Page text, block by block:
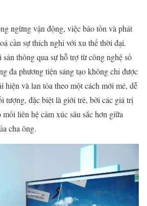
ngừng vận động, việc bảo tồn và phát
cần sự thích nghi với xu thế thời đại.
thông qua sự hỗ trợ từ công nghệ số
đa phương tiện sáng tạo không chỉ được
hiện và lan tỏa theo một cách mới mẻ, dễ
tượng, đặc biệt là giới trẻ, bởi các giá trị
liên hệ cảm xúc sâu sắc hơn giữa
cha ông.